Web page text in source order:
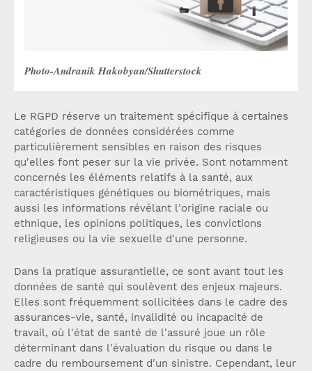
Photo-Andranik Hakobyan/Shutterstock
Le RGPD réserve un traitement spécifique à certaines
catégories de données considérées comme
particulièrement sensibles en raison des risques
qu'elles font peser sur la vie privée. Sont notamment
concernés les éléments relatifs à la santé, aux
caractéristiques génétiques ou biométriques, mais
aussi les informations révélant l'origine raciale ou
ethnique, les opinions politiques, les convictions
religieuses ou la vie sexuelle d'une personne.
Dans la pratique assurantielle, ce sont avant tout les
données de santé qui soulèvent des enjeux majeurs.
Elles sont fréquemment sollicitées dans le cadre des
assurances-vie, santé, invalidité ou incapacité de
travail, où l'état de santé de l'assuré joue un rôle
déterminant dans l'évaluation du risque ou dans le
cadre du remboursement d'un sinistre. Cependant, leur